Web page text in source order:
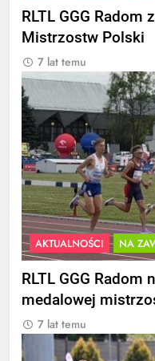
RLTL GGG Radom
Mistrzostw Polski
7 lat temu
AKTUALNOŚCI NA
RLTL GGG
medalowej
7 lat temu